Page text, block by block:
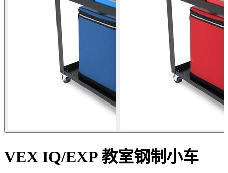
VEX IQ/EXP 教室钢制小车